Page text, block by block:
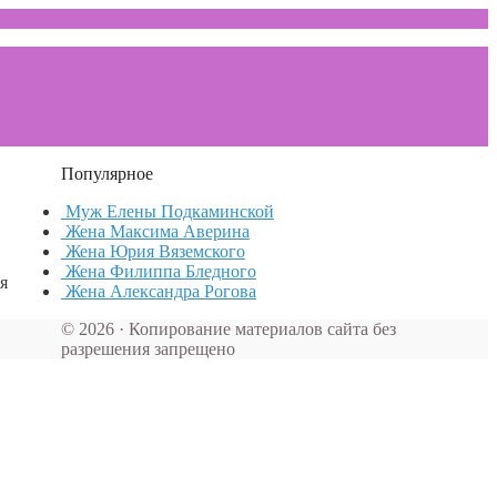
Популярное
Муж Елены Подкаминской
Жена Максима Аверина
Жена Юрия Вяземского
Жена Филиппа Бледного
Жена Александра Рогова
© 2026 · Копирование материалов сайта без
разрешения запрещено